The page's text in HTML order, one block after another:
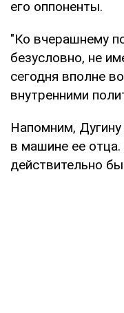
его оппоненты.
"Ко вчерашнему
безусловно, не
сегодня вполне
внутренними
Напомним,
в машине ее
действительно